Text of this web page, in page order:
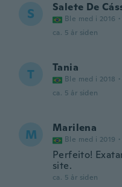
S Salete De
Ble med i 2016 ·
ca. 5 år siden
T Tania
Ble med i 2018 ·
ca. 5 år siden
M Marilena
Ble med i 2019 ·
Perfeito!
site.
ca. 5 år siden